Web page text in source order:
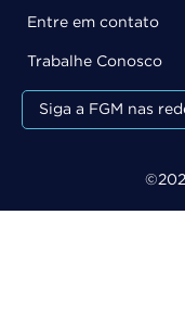
Entre em contato
Trabalhe Conosco
Siga a FGM nas
©